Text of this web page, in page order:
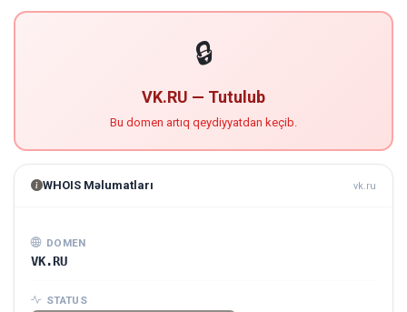
🔒
VK.RU — Tutulub
Bu domen artıq qeydiyyatdan keçib.
WHOIS Məlumatları vk.ru
DOMEN
VK.RU
STATUS